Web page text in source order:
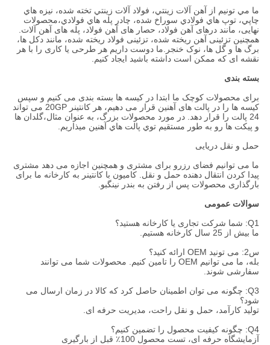
ما مي تونيم از آهن آلات زينتي، فولاد آلات زينتي تخته شده، نيزه هاي
چاپي، توپ هاي فولادي سوراخ شده، چادر پله هاي فولادي،محصولات
نهایی، مانند درهای آهن فولاد، حصار های آهن فولاد، پله های آهن آلات.
همچنین تزئینی آهن ریخته شده، تزئینی فولاد ریخته شده، مانند دکل ها،
برگ ها و گل ها، نوک خنجر.ما دوست داریم هر طرحی یا کاری را با هر
نقشه ای که ممکن است داشته باشید ایجاد کنیم.
بسته بندی
برای محصولات کوچک ما ابتدا در کیسه ها بسته بندی می کنیم و سپس
کیسه ها را در پالت های آهنین قرار می دهیم، هر کانتینر 20GP می تواند
24 پالت را قرار دهد. در مورد محصولات بزرگ، به عنوان مثال،گلدان ها
و پيكت ها رو به طور مستقيم توي پالت هاي آهنين ميذاریم.
حمل و نقل دریایی
ما می توانیم فضای رزرو برای مشتری و همچنین اجازه می دهد مشتری
پیدا کردن انتقال دهنده حمل و نقل. کامیون با کانتینر به کارخانه ما برای
بارگذاری محصولات پس از رفتن به بندر نینگبو.
سوالات عمومی
Q1: شما شرکت تجاری یا کارخانه هستید؟
ما بیش از 25 سال کارخانه هستیم.
س2: می تونید OEM ارائه کنید؟
بله، ما می توانیم OEM را تامین کنیم. محصولات شما می توانند
سفارشی شوند.
Q3: چگونه می توان اطمینان حاصل کرد که کالا در زمان ارسال می
شود؟
تولید کارآمد، حمل و نقل راحت، مدیریت حرفه ای.
Q4: چگونه کیفیت محصول را تضمین کنیم؟
آزمایشگاه حرفه ای، تست محصول 100٪ قبل از بارگیری